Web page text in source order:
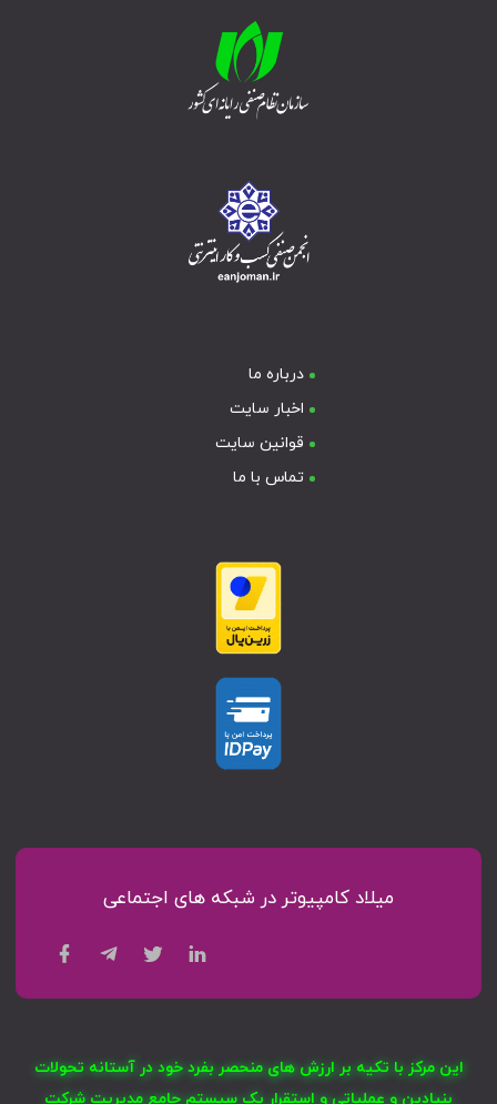
درباره ما
اخبار سایت
قوانین سایت
تماس با ما
میلاد کامپیوتر در شبکه های اجتماعی
این مرکز با تکیه بر ارزش های منحصر بفرد خود در آستانه تحولات
بنیادین و عملیاتی و استقرار یک سیستم جامع مدیریت شرکت